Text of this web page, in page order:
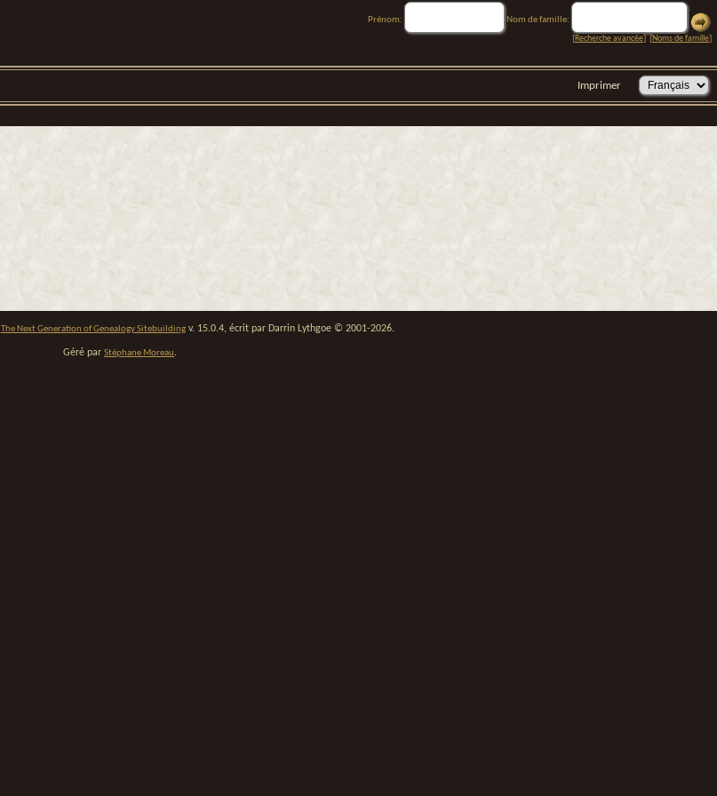
Prénom:
Nom de famille:
[Recherche avancée] [Noms de famille]
Imprimer
The Next Generation of Genealogy Sitebuildingv. 15.0.4, écrit par Darrin Lythgoe © 2001-2026.
Géré par Stéphane Moreau.